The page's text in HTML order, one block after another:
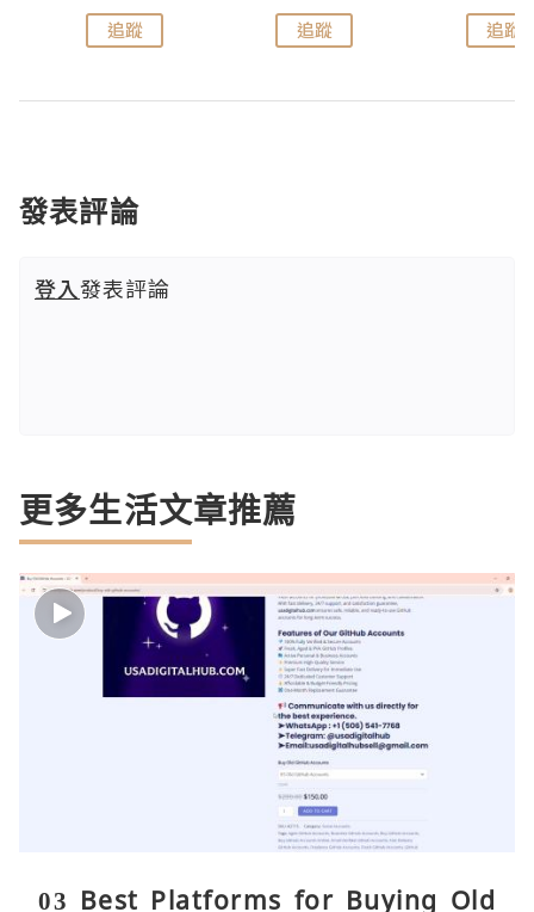
追蹤 追蹤 追蹤
發表評論
登入發表評論
更多生活文章推薦
03 Best Platforms for Buying Old